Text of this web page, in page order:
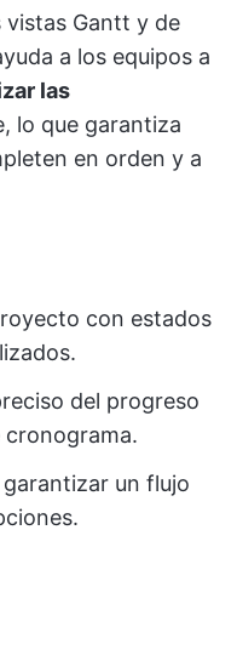
vistas Gantt y de
a los equipos a
las
lo que garantiza
en orden y a
con estados
del progreso
cronograma.
un flujo